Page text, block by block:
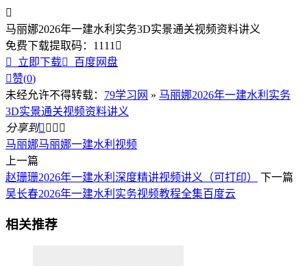

马丽娜2026年一建水利实务3D实景通关视频资料讲义
免费下载提取码： 1111 

立即下载
百度网盘
赞(0)
未经允许不得转载： 79学习网 » 马丽娜2026年一建水利实务
3D实景通关视频资料讲义
分享到   
马丽娜马丽娜一建水利视频
上一篇
赵珊珊2026年一建水利深度精讲视频讲义（可打印）
下一篇
吴长春2026年一建水利实务视频教程全集百度云
相关推荐